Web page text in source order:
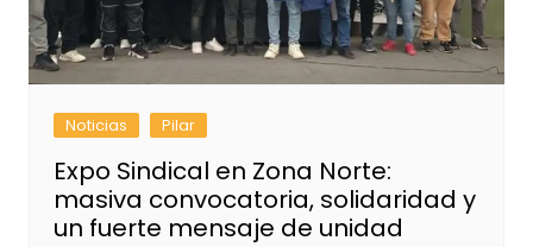
Noticias Pilar
Expo Sindical en Zona Norte:
masiva convocatoria, solidaridad y
un fuerte mensaje de unidad